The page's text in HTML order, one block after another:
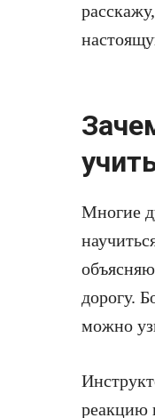
Многие
дорогу.
можно
реакцию